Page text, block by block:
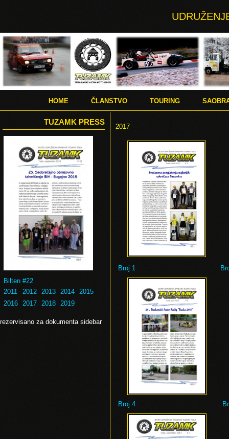
HOME ČLANSTVO TOURING
TUZAMK PRESS
Bilten #22
2011
2012 2013 2014 2015
2016 2017 2018 2019
rezervisano za dokumenta sidebar
2017
Broj 1
Broj 4